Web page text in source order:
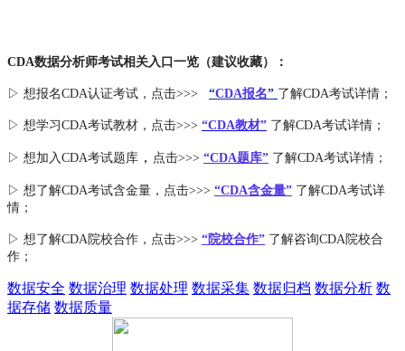
CDA数据分析师考试相关入口一览（建议收藏）：
▷ 想报名CDA认证考试，点击>>> “CDA报名” 了解CDA考试详情；
▷ 想学习CDA考试教材，点击>>> “CDA教材” 了解CDA考试详情；
▷ 想加入CDA考试题库 ， 点击>>> “CDA题库” 了解CDA考试详情；
▷ 想了解CDA考试含金量 ，点击>>> “CDA含金量” 了解CDA考试详
情；
▷ 想了解CDA院校合作 ，点击>>> “院校合作” 了解咨询CDA院校合
作；
数据安全 数据治理 数据处理 数据采集 数据归档 数据分析 数
据存储 数据质量